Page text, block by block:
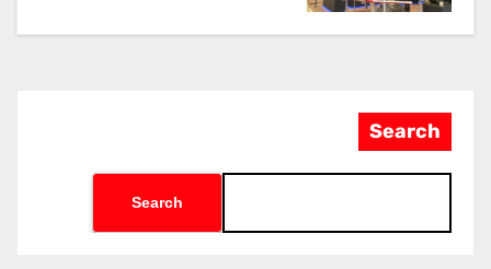
Search
Search